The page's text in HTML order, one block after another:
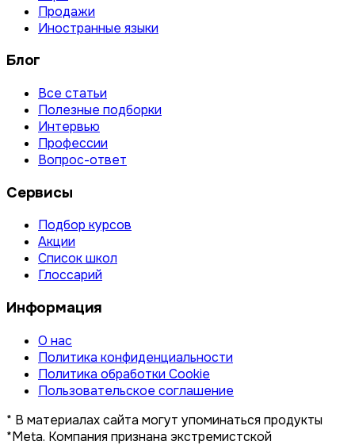
Продажи
Иностранные языки
Блог
Все статьи
Полезные подборки
Интервью
Профессии
Вопрос-ответ
Сервисы
Подбор курсов
Акции
Список школ
Глоссарий
Информация
О нас
Политика конфиденциальности
Политика обработки Cookie
Пользовательское соглашение
* В материалах сайта могут упоминаться продукты
*Meta. Компания признана экстремистской